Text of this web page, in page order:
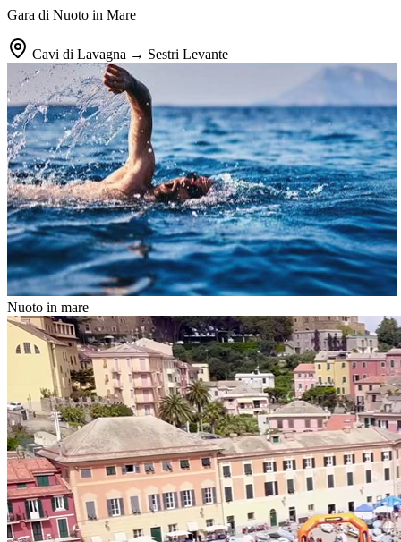
Gara di Nuoto in Mare
Cavi di Lavagna → Sestri Levante
Nuoto in mare